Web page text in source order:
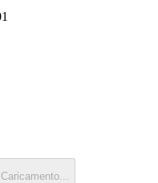
Caricamento...